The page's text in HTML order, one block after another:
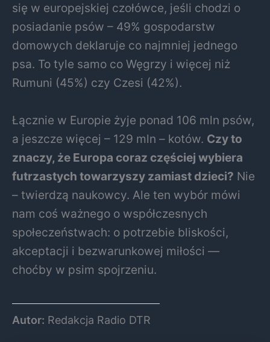
się w europejskiej czołówce, jeśli chodzi o
posiadanie psów – 49% gospodarstw
domowych deklaruje co najmniej jednego
psa. To tyle samo co Węgrzy i więcej niż
Rumuni (45%) czy Czesi (42%).
Łącznie w Europie żyje ponad 106 mln psów,
a jeszcze więcej – 129 mln – kotów. Czy to
znaczy, że Europa coraz częściej wybiera
futrzastych towarzyszy zamiast dzieci? Nie
– twierdzą naukowcy. Ale ten wybór mówi
nam coś ważnego o współczesnych
społeczeństwach: o potrzebie bliskości,
akceptacji i bezwarunkowej miłości —
choćby w psim spojrzeniu.
Autor: Redakcja Radio DTR